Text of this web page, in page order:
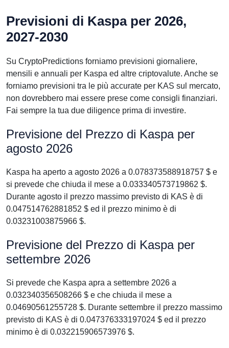
Previsioni di Kaspa per 2026,
2027-2030
Su CryptoPredictions forniamo previsioni giornaliere,
mensili e annuali per Kaspa ed altre criptovalute. Anche se
forniamo previsioni tra le più accurate per KAS sul mercato,
non dovrebbero mai essere prese come consigli finanziari.
Fai sempre la tua due diligence prima di investire.
Previsione del Prezzo di Kaspa per
agosto 2026
Kaspa ha aperto a agosto 2026 a 0.078373588918757 $ e
si prevede che chiuda il mese a 0.033340573719862 $.
Durante agosto il prezzo massimo previsto di KAS è di
0.047514762881852 $ ed il prezzo minimo è di
0.03231003875966 $.
Previsione del Prezzo di Kaspa per
settembre 2026
Si prevede che Kaspa apra a settembre 2026 a
0.032340356508266 $ e che chiuda il mese a
0.04690561255728 $. Durante settembre il prezzo massimo
previsto di KAS è di 0.047376333197024 $ ed il prezzo
minimo è di 0.032215906573976 $.